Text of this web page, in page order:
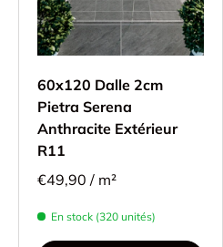
60x120 Dalle 2cm
Pietra Serena
Anthracite Extérieur
R11
€49,90 / m²
En stock (320 unités)